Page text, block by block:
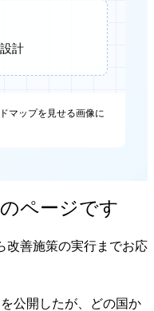
計
マップを見せる画像に
ページです
改善施策の実行までお応
公開したが、どの国か